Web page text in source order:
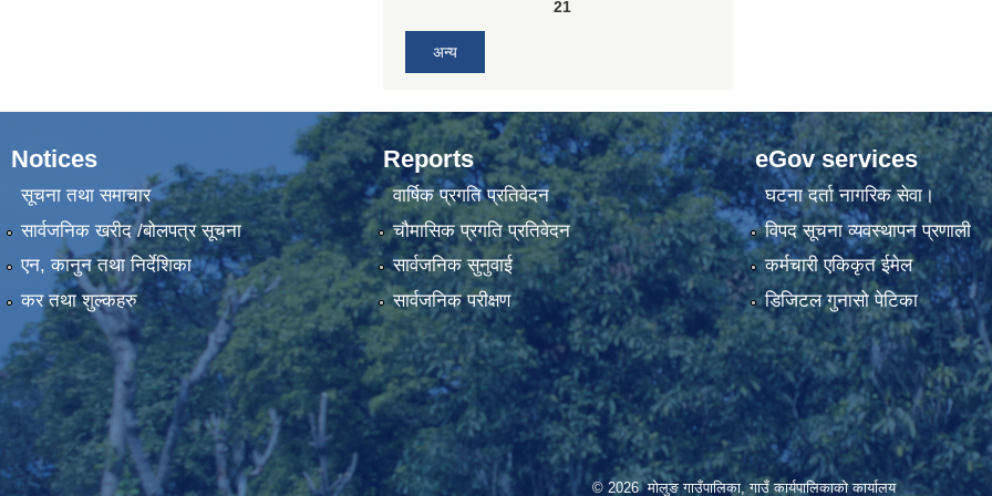
21
अन्य
Notices
सूचना तथा समाचार
सार्वजनिक खरीद /बोलपत्र सूचना
एन, कानुन तथा निर्देशिका
कर तथा शुल्कहरु
Reports
वार्षिक प्रगति प्रतिवेदन
चौमासिक प्रगति प्रतिवेदन
सार्वजनिक सुनुवाई
सार्वजनिक परीक्षण
eGov services
घटना दर्ता नागरिक सेवा।
विपद सूचना व्यवस्थापन प्रणाली
कर्मचारी एकिकृत ईमेल
डिजिटल गुनासो पेटिका
© 2026 मोलुङ गाउँपालिका, गाउँ कार्यपालिकाको कार्यालय